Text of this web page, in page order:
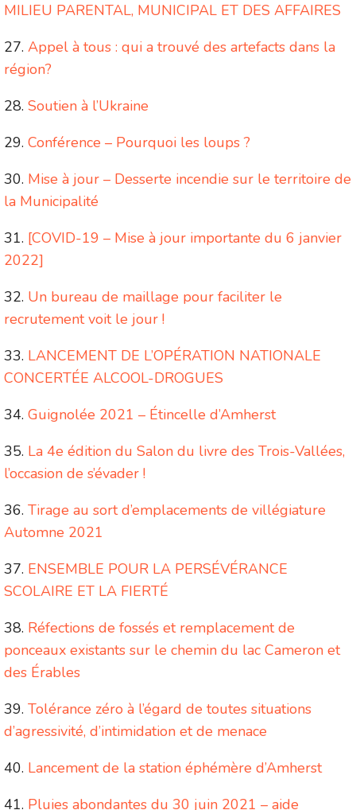
MILIEU PARENTAL, MUNICIPAL ET DES AFFAIRES
Appel à tous : qui a trouvé des artefacts dans la
région?
Soutien à l’Ukraine
Conférence – Pourquoi les loups ?
Mise à jour – Desserte incendie sur le territoire de
la Municipalité
[COVID-19 – Mise à jour importante du 6 janvier
2022]
Un bureau de maillage pour faciliter le
recrutement voit le jour !
LANCEMENT DE L’OPÉRATION NATIONALE
CONCERTÉE ALCOOL-DROGUES
Guignolée 2021 – Étincelle d’Amherst
La 4e édition du Salon du livre des Trois-Vallées,
l’occasion de s’évader !
Tirage au sort d’emplacements de villégiature
Automne 2021
ENSEMBLE POUR LA PERSÉVÉRANCE
SCOLAIRE ET LA FIERTÉ
Réfections de fossés et remplacement de
ponceaux existants sur le chemin du lac Cameron et
des Érables
Tolérance zéro à l’égard de toutes situations
d’agressivité, d’intimidation et de menace
Lancement de la station éphémère d’Amherst
Pluies abondantes du 30 juin 2021 – aide